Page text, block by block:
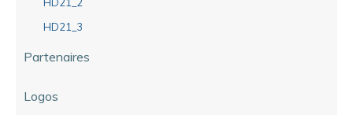
HD21_3
Partenaires
Logos